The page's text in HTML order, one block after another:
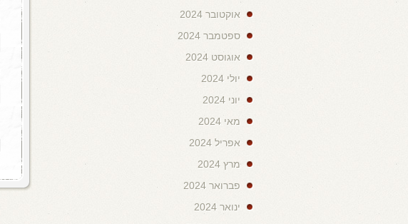
אוקטובר 2024
ספטמבר 2024
אוגוסט 2024
יולי 2024
יוני 2024
מאי 2024
אפריל 2024
מרץ 2024
פברואר 2024
ינואר 2024